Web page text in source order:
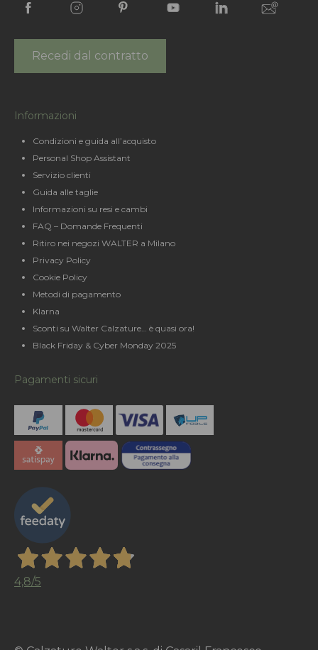
Recedi dal contratto
Informazioni
Condizioni e guida all’acquisto
Personal Shop Assistant
Servizio clienti
Guida alle taglie
Informazioni su resi e cambi
FAQ – Domande Frequenti
Ritiro nei negozi WALTER a Milano
Privacy Policy
Cookie Policy
Metodi di pagamento
Klarna
Sconti su Walter Calzature… è quasi ora!
Black Friday & Cyber Monday 2025
Pagamenti sicuri
4,8/5